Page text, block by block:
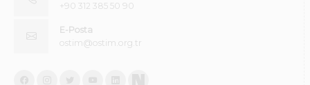
+90 312 385 50 90
E-Posta
ostim@ostim.org.tr